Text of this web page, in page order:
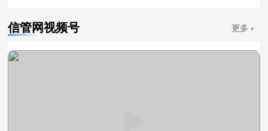
信管网视频号 更多